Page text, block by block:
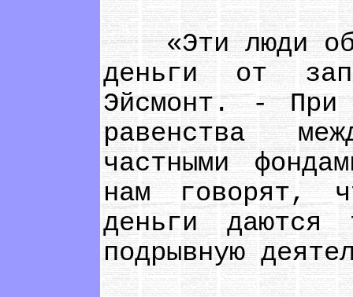
«Эти люди
деньги от
Эйсмонт. - При
равенства
частными
нам говорят,
деньги даются
подрывную